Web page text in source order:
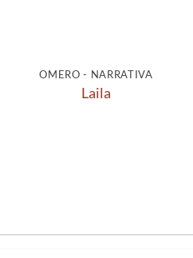
OMERO - NARRATIVA
Laila